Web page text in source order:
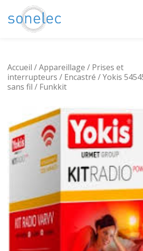
Aller
Accueil /Appareillage / Prises et
interrupteurs / Encastré / Yokis
sans fil / Funkkit